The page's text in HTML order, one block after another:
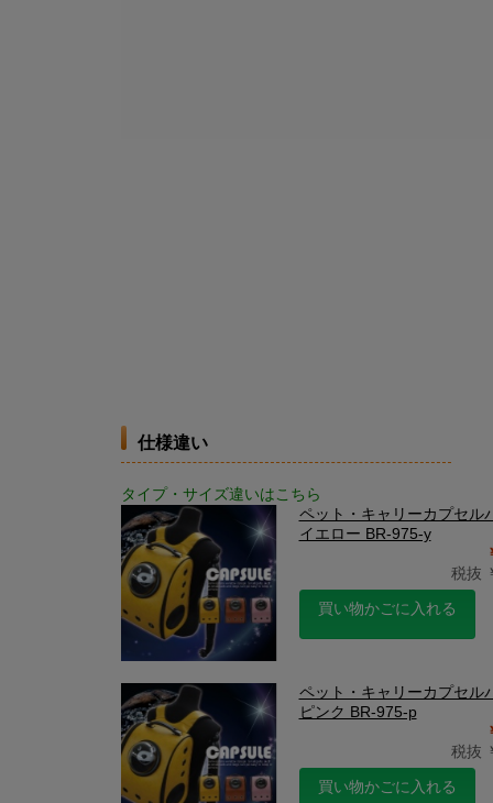
仕様違い
タイプ・サイズ違いはこちら
ペット・キャリーカプセル
イエロー BR-975-y
税抜
買い物かごに入れる
ペット・キャリーカプセル
ピンク BR-975-p
税抜
買い物かごに入れる